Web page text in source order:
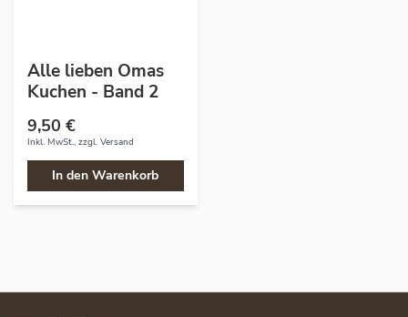
Alle lieben Omas
Kuchen - Band 2
9,50 €
Inkl. MwSt., zzgl. Versand
In den Warenkorb